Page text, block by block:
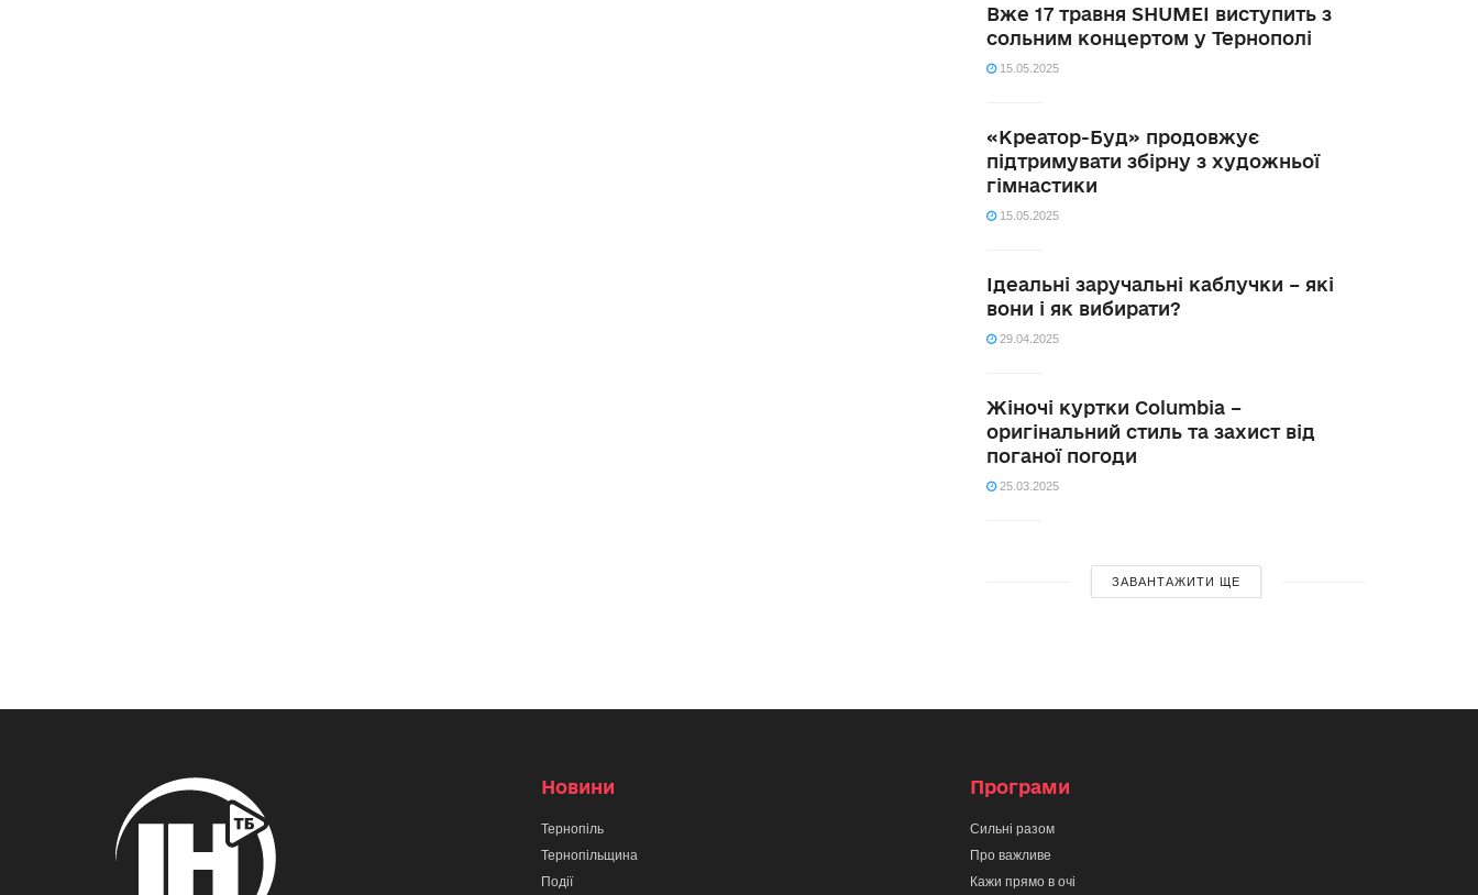
Вже 17 травня SHUMEI виступить з
сольним концертом у Тернополі
15.05.2025
«Креатор-Буд» продовжує
підтримувати збірну з художньої
гімнастики
15.05.2025
Ідеальні заручальні каблучки – які
вони і як вибирати?
29.04.2025
Жіночі куртки Columbia –
оригінальний стиль та захист від
поганої погоди
25.03.2025
ЗАВАНТАЖИТИ ЩЕ
Новини
Тернопіль
Тернопільщина
Події
Програми
Сильні разом
Про важливе
Кажи прямо в очі